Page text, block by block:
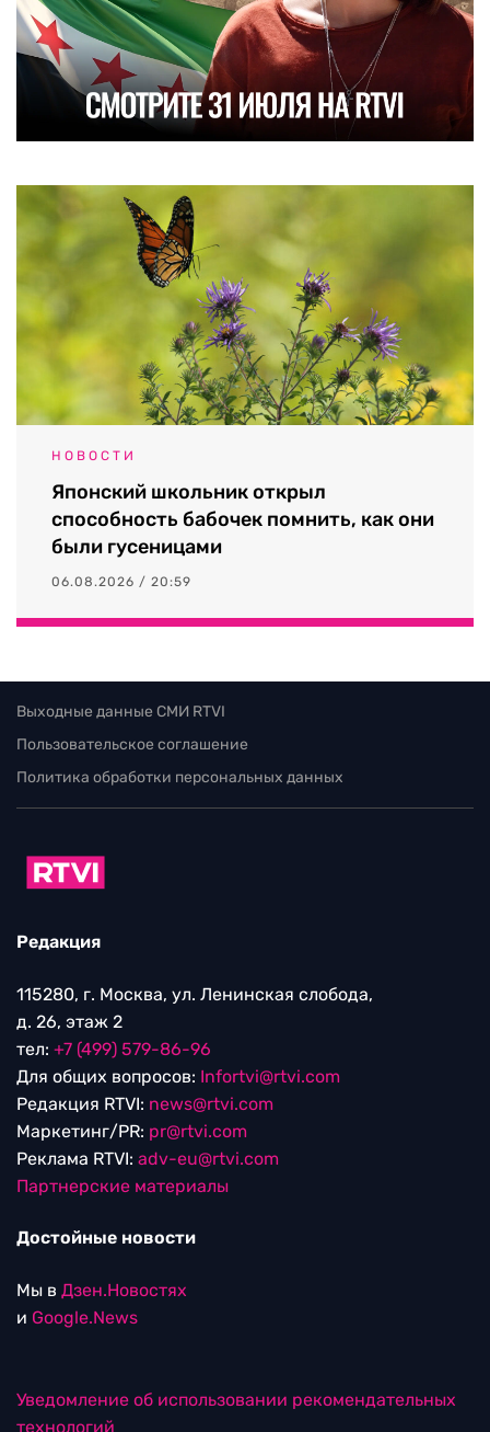
НОВОСТИ
Японский школьник открыл
способность бабочек помнить, как они
были гусеницами
06.08.2026 / 20:59
Выходные данные СМИ RTVI
Пользовательское соглашение
Политика обработки персональных данных
Редакция
115280, г. Москва, ул. Ленинская слобода,
д. 26, этаж 2
тел: +7 (499) 579-86-96
Для общих вопросов: Infortvi@rtvi.com
Редакция RTVI: news@rtvi.com
Маркетинг/PR: pr@rtvi.com
Реклама RTVI: adv-eu@rtvi.com
Партнерские материалы
Достойные новости
Мы в Дзен.Новостях
и Google.News
Уведомление об использовании рекомендательных
технологий